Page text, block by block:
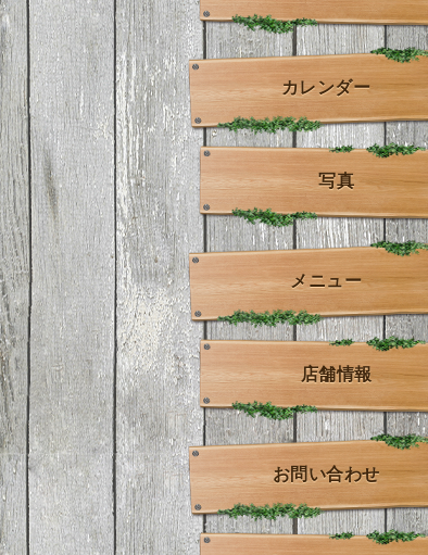
カレンダー
写真
メニュー
店舗情報
お問い合わせ